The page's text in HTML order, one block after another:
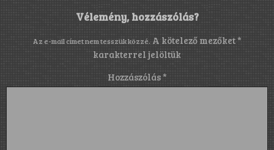
Vélemény, hozzászólás?
Az e-mail címet nem tesszük közzé. A kötelező mezőket *
karakterrel jelöltük
Hozzászólás *